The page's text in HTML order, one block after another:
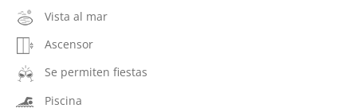
Vista al mar
Ascensor
Se permiten fiestas
Piscina